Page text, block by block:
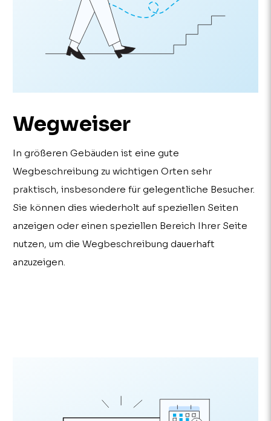
Wegweiser
In größeren Gebäuden ist eine gute
Wegbeschreibung zu wichtigen Orten sehr
praktisch, insbesondere für gelegentliche Besucher.
Sie können dies wiederholt auf speziellen Seiten
anzeigen oder einen speziellen Bereich Ihrer Seite
nutzen, um die Wegbeschreibung dauerhaft
anzuzeigen.